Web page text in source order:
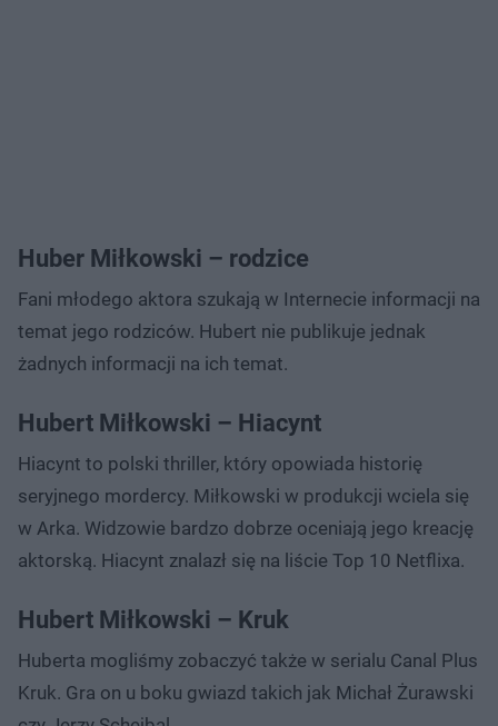
Huber Miłkowski – rodzice
Fani młodego aktora szukają w Internecie informacji na
temat jego rodziców. Hubert nie publikuje jednak
żadnych informacji na ich temat.
Hubert Miłkowski – Hiacynt
Hiacynt to polski thriller, który opowiada historię
seryjnego mordercy. Miłkowski w produkcji wciela się
w Arka. Widzowie bardzo dobrze oceniają jego kreację
aktorską. Hiacynt znalazł się na liście Top 10 Netflixa.
Hubert Miłkowski – Kruk
Huberta mogliśmy zobaczyć także w serialu Canal Plus
Kruk. Gra on u boku gwiazd takich jak Michał Żurawski